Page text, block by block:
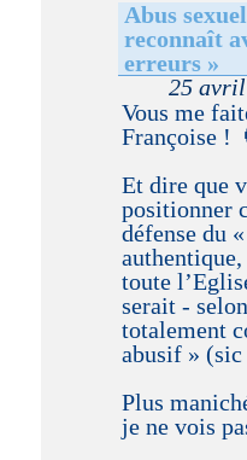
Abus
reconnaît
erreurs »
25
Vous me
Françoise !
Et dire que
positionner
défense du
toute
serait -
totalement
abusif »
Plus
je ne vois